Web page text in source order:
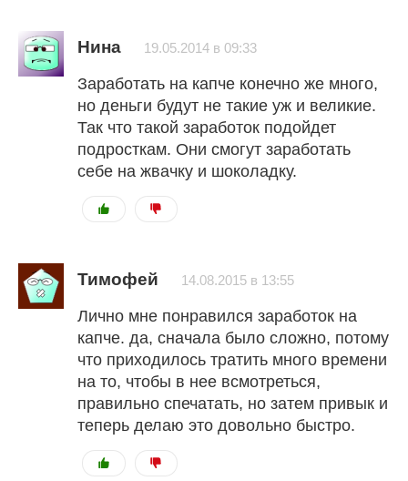
Нина 19.05.2014 в 09:33
Заработать на капче конечно же много,
но деньги будут не такие уж и великие.
Так что такой заработок подойдет
подросткам. Они смогут заработать
себе на жвачку и шоколадку.
Тимофей 14.08.2015 в 13:55
Лично мне понравился заработок на
капче. да, сначала было сложно, потому
что приходилось тратить много времени
на то, чтобы в нее всмотреться,
правильно спечатать, но затем привык и
теперь делаю это довольно быстро.